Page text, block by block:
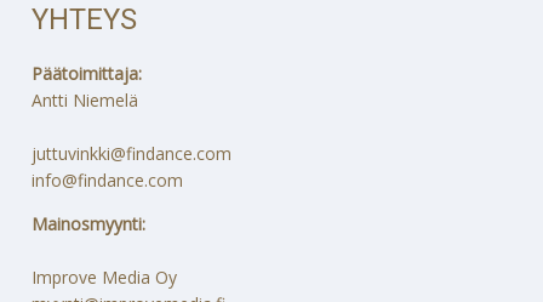
YHTEYS
Päätoimittaja:
Antti Niemelä
juttuvinkki@findance.com
info@findance.com
Mainosmyynti:
Improve Media Oy